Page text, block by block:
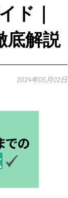
ド｜
底解説
2024年05月02日